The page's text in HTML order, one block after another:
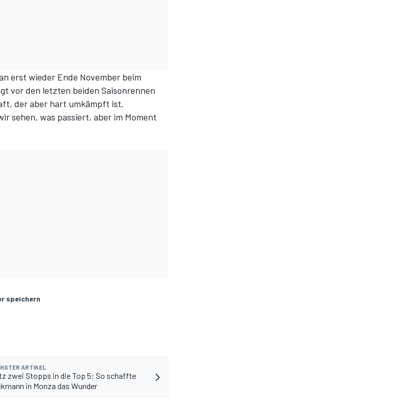
erst wieder Ende November beim
vor den letzten beiden Saisonrennen
der aber hart umkämpft ist.
sehen, was passiert, aber im Moment
speichern
ARTIKEL
zwei Stopps in die Top 5: So schaffte
in Monza das Wunder